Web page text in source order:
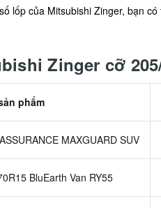
lốp của Mitsubishi Zinger, bạn
Zinger cỡ
phẩm
MAXGUARD SUV
BluEarth Van RY55